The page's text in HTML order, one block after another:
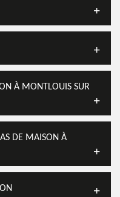
À MONTLOUIS SUR
DE MAISON À